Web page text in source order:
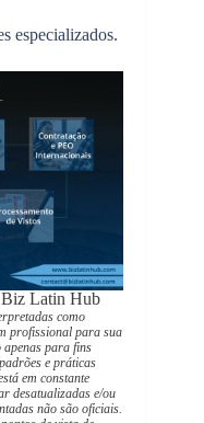
especializados.
Biz Latin Hub
como
profissional para sua
apenas para fins
e práticas
em constante
desatualizadas e/ou
não são oficiais.